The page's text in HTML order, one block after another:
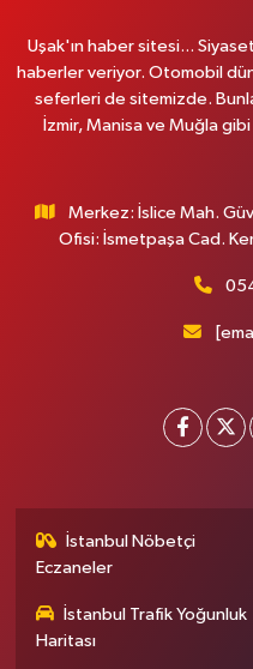
Uşak'ın haber sitesi...
haberler veriyor. Otomobil
seferleri de sitemizde.
İzmir, Manisa ve Muğla
Merkez: İslice Mah.
Ofisi: İsmetpaşa Cad.
İstanbul Nöbetçi
Eczaneler
İstanbul Trafik Yoğunluk
Haritası